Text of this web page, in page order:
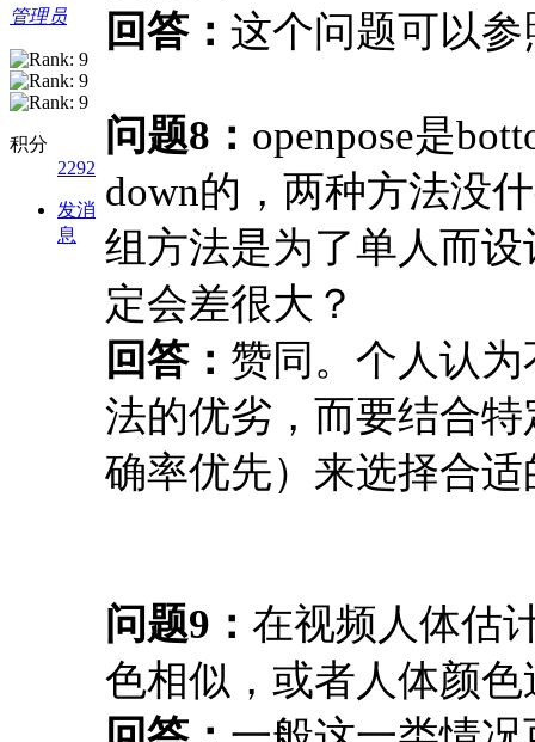
管理员
积分
2292
发消
息
回答： 这个问题可以
问题8： openpose是
down的，两种方法没
组方法是为了单人而
定会差很大？
回答： 赞同。个人认
法的优劣，而要结合
确率优先）来选择合
问题9： 在视频人体估
色相似，或者人体颜